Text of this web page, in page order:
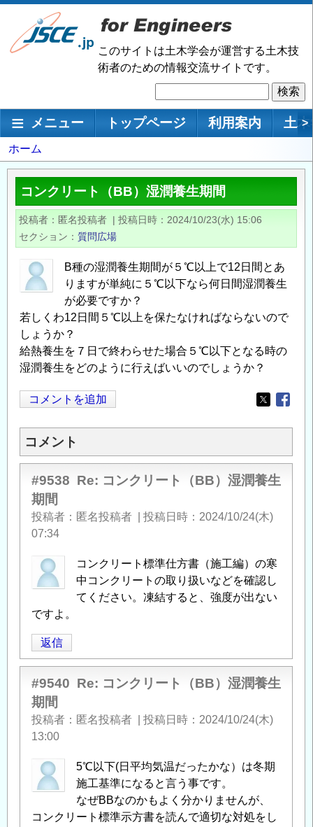
メ
ン
移
このサイトは土木学会が運営する土木技
術者のための情報交流サイトです。
索
メインナビゲーション
メニュー トップページ 利用案内 土 >
パ
ン
ず
ホーム
コンクリート（BB）湿潤養生期間
投稿者 匿名投稿者 | 投稿日時
2024/10/23(水) 15:06
セクション
質問広場
B種の湿潤養生期間が５℃以上で12日間とあ
りますが単純に５℃以下なら何日間湿潤養生
が必要ですか？
若しくわ12日間５℃以上を保たなければならないので
しょうか？
給熱養生を７日で終わらせた場合５℃以下となる時の
湿潤養生をどのように行えばいいのでしょうか？
コメントを追加
Opens in
コメント
#9538 Re: コンクリート（BB）湿潤養生
期間
投稿者 匿名投稿者 投稿日時
2024/10/24(木)
07:34
コンクリート標準仕方書（施工編）の寒
中コンクリートの取り扱いなどを確認し
てください。凍結すると、強度が出ない
ですよ。
返信
#9540 Re: コンクリート（BB）湿潤養生
期間
投稿者 匿名投稿者 投稿日時
2024/10/24(木)
13:00
5℃以下(日平均気温だったかな）は冬期
施工基準になると言う事です。
なぜBBなのかもよく分かりませんが、
コンクリート標準示方書を読んで適切な対処をし